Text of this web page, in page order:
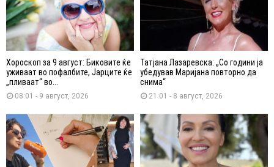
Хороскоп за 9 август: Биковите ќе
уживаат во пофалбите, Јарците ќе
„пливаат“ во...
08:01 - 9 август, 2026
Татјана Лазаревска: „Со години ја
убедував Маријана повторно да
снима“
21:01 - 8 август, 2026